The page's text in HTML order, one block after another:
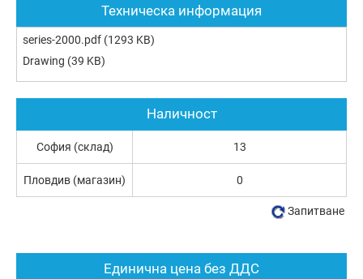
Техническа информация
series-2000.pdf (1293 KB)
Drawing (39 KB)
Единична цена без ДДС
Наличност
София (склад) 13
Пловдив (магазин) 0
Запитване